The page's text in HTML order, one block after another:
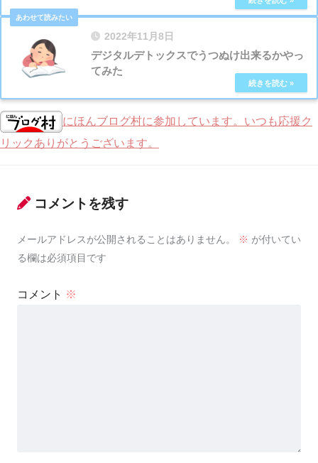
2022年11月8日
デジタルデトックスでうつぬけ出来るかやっ
てみた
にほんブログ村に参加しています。いつも応援ク
リックありがとうございます。
コメントを残す
メールアドレスが公開されることはありません。 ※ が付いてい
る欄は必須項目です
コメント ※